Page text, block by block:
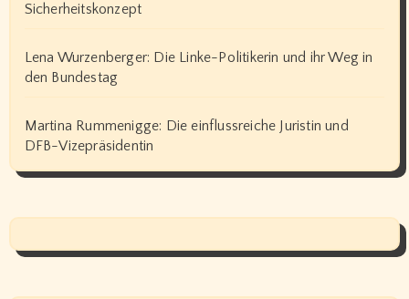
Sicherheitskonzept
Lena Wurzenberger: Die Linke-Politikerin und ihr Weg in
den Bundestag
Martina Rummenigge: Die einflussreiche Juristin und
DFB-Vizepräsidentin